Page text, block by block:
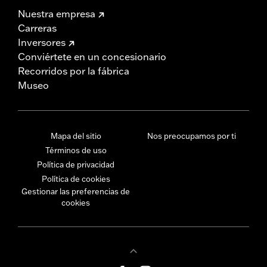
Nuestra empresa
Carreras
Inversores
Conviértete en un concesionario
Recorridos por la fábrica
Museo
Mapa del sitio
Términos de uso
Política de privacidad
Política de cookies
Gestionar las preferencias de
cookies
Nos preocupamos por ti